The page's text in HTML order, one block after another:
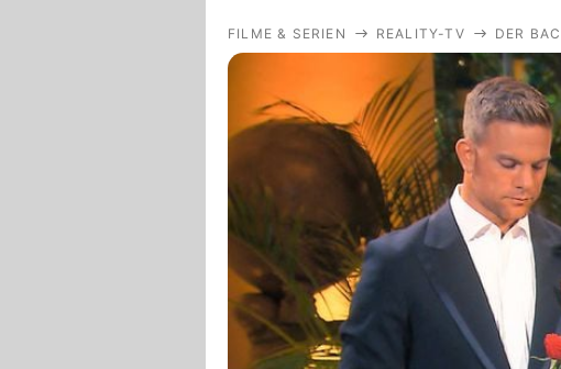
FILME & SERIEN REALITY-TV DER